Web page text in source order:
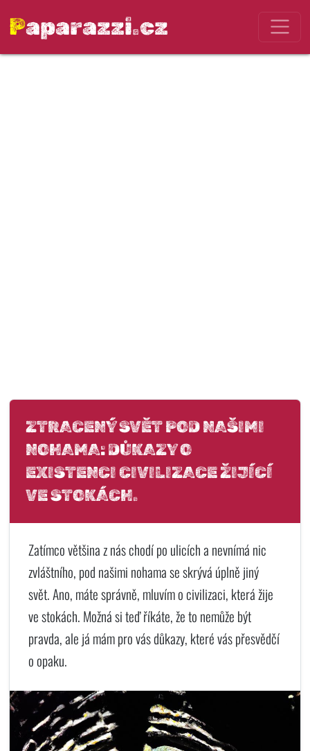
Paparazzi.cz
ZTRACENÝ SVĚT POD NAŠIMI
NOHAMA: DŮKAZY O
EXISTENCI CIVILIZACE ŽIJÍCÍ
VE STOKÁCH.
Zatímco většina z nás chodí po ulicích a nevnímá nic
zvláštního, pod našimi nohama se skrývá úplně jiný
svět. Ano, máte správně, mluvím o civilizaci, která žije
ve stokách. Možná si teď říkáte, že to nemůže být
pravda, ale já mám pro vás důkazy, které vás přesvědčí
o opaku.